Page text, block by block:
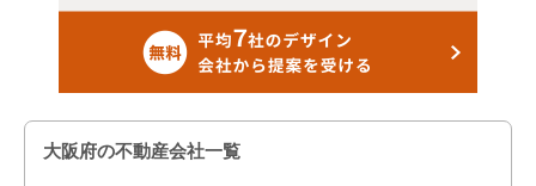
大阪市城東区
大阪市阿倍野区
大阪市住吉区
大阪府の不動産会社一覧